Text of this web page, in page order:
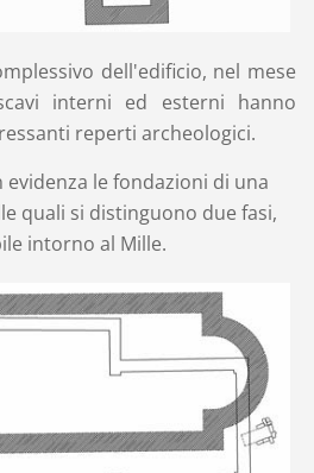
dell'edificio, nel mese
interni ed esterni hanno
reperti archeologici.
evidenza le fondazioni di una
quali si distinguono due fasi,
intorno al Mille.